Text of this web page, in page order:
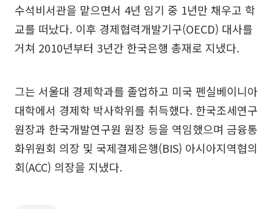
수석비서관을 맡으면서 4년 임기 중 1년만 채우고 학
교를 떠났다. 이후 경제협력개발기구(OECD) 대사를
거쳐 2010년부터 3년간 한국은행 총재로 지냈다.
그는 서울대 경제학과를 졸업하고 미국 펜실베이니아
대학에서 경제학 박사학위를 취득했다. 한국조세연구
원장과 한국개발연구원 원장 등을 역임했으며 금융통
화위원회 의장 및 국제결제은행(BIS) 아시아지역협의
회(ACC) 의장을 지냈다.